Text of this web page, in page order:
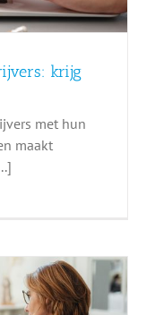
krijg
met hun
maakt